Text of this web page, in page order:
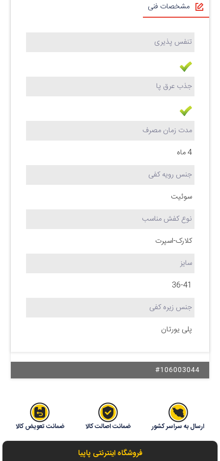
مشخصات فنی
تنفس پذیری
جذب عرق پا
مدت زمان مصرف
4 ماه
جنس رویه کفی
سوئیت
نوع کفش مناسب
کلارک-اسپرت
سایز
36-41
جنس زیره کفی
پلی یورتان
#106003044
ارسال به سراسر کشور ضمانت اصالت کالا ضمانت تعویض کالا
فروشگاه اینترنتی پاپیا